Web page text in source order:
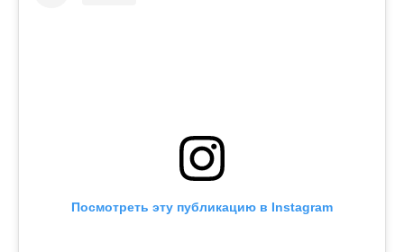
Посмотреть эту публикацию в Instagram